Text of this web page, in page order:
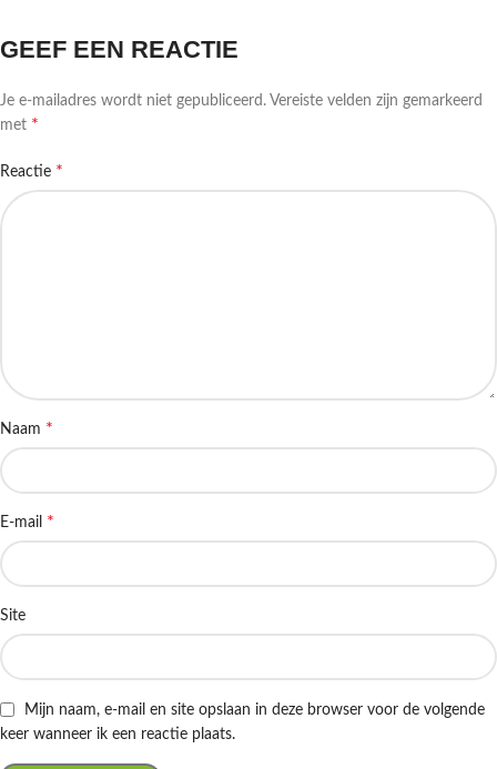
GEEF EEN REACTIE
Je e-mailadres wordt niet gepubliceerd. Vereiste velden zijn gemarkeerd
met *
Reactie *
Naam *
E-mail *
Site
Mijn naam, e-mail en site opslaan in deze browser voor de volgende
keer wanneer ik een reactie plaats.